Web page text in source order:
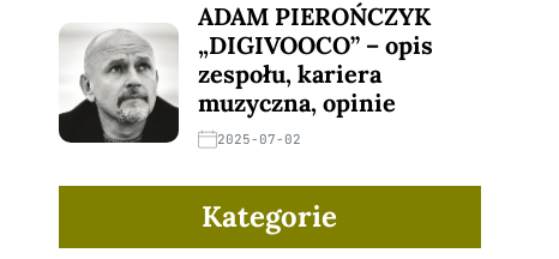
ADAM PIEROŃCZYK
„DIGIVOOCO” – opis
zespołu, kariera
muzyczna, opinie
2025-07-02
Kategorie